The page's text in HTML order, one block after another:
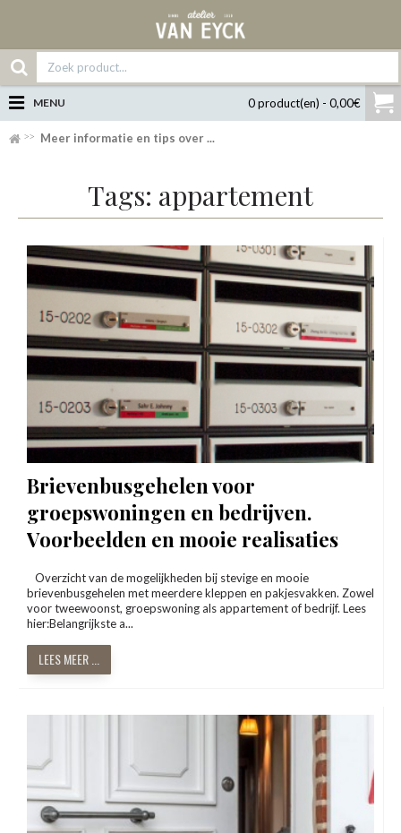
0 product(en) - 0,00€
MENU
Meer informatie en tips over ...
Tags: appartement
Brievenbusgehelen voor
groepswoningen en bedrijven.
Voorbeelden en mooie realisaties
Overzicht van de mogelijkheden bij stevige en mooie
brievenbusgehelen met meerdere kleppen en pakjesvakken. Zowel
voor tweewoonst, groepswoning als appartement of bedrijf. Lees
hier:Belangrijkste a...
LEES MEER ...